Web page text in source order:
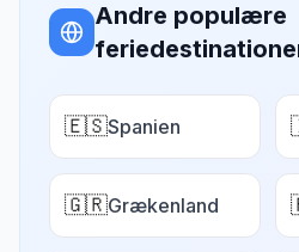
Andre populære
🇪🇸Spanien
🇬🇷Grækenland